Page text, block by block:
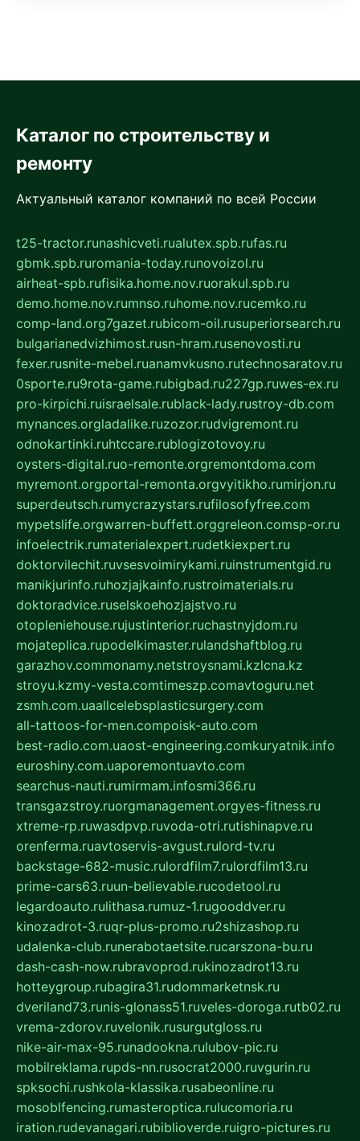
Каталог по строительству и
ремонту
Актуальный каталог компаний по всей России
t25-tractor.runashicveti.rualutex.spb.rufas.ru
gbmk.spb.ruromania-today.runovoizol.ru
airheat-spb.rufisika.home.nov.ruorakul.spb.ru
demo.home.nov.rumnso.ruhome.nov.rucemko.ru
comp-land.org7gazet.rubicom-oil.rusuperiorsearch.ru
bulgarianedvizhimost.rusn-hram.rusenovosti.ru
fexer.rusnite-mebel.ruanamvkusno.rutechnosaratov.ru
0sporte.ru9rota-game.rubigbad.ru227gp.ruwes-ex.ru
pro-kirpichi.ruisraelsale.rublack-lady.rustroy-db.com
mynances.orgladalike.ruzozor.rudvigremont.ru
odnokartinki.ruhtccare.rublogizotovoy.ru
oysters-digital.ruo-remonte.orgremontdoma.com
myremont.orgportal-remonta.orgvyitikho.rumirjon.ru
superdeutsch.rumycrazystars.rufilosofyfree.com
mypetslife.orgwarren-buffett.orggreleon.comsp-or.ru
infoelectrik.rumaterialexpert.rudetkiexpert.ru
doktorvilechit.ruvsesvoimirykami.ruinstrumentgid.ru
manikjurinfo.ruhozjajkainfo.rustroimaterials.ru
doktoradvice.ruselskoehozjajstvo.ru
otopleniehouse.rujustinterior.ruchastnyjdom.ru
mojateplica.rupodelkimaster.rulandshaftblog.ru
garazhov.commonamy.netstroysnami.kzlcna.kz
stroyu.kzmy-vesta.comtimeszp.comavtoguru.net
zsmh.com.uaallcelebsplasticsurgery.com
all-tattoos-for-men.compoisk-auto.com
best-radio.com.uaost-engineering.comkuryatnik.info
euroshiny.com.uaporemontuavto.com
searchus-nauti.rumirmam.infosmi366.ru
transgazstroy.ruorgmanagement.orgyes-fitness.ru
xtreme-rp.ruwasdpvp.ruvoda-otri.rutishinapve.ru
orenferma.ruavtoservis-avgust.rulord-tv.ru
backstage-682-music.rulordfilm7.rulordfilm13.ru
prime-cars63.ruun-believable.rucodetool.ru
legardoauto.rulithasa.rumuz-1.rugooddver.ru
kinozadrot-3.ruqr-plus-promo.ru2shizashop.ru
udalenka-club.runerabotaetsite.rucarszona-bu.ru
dash-cash-now.rubravoprod.rukinozadrot13.ru
hotteygroup.rubagira31.rudommarketnsk.ru
dveriland73.runis-glonass51.ruveles-doroga.rutb02.ru
vrema-zdorov.ruvelonik.rusurgutgloss.ru
nike-air-max-95.runadookna.rulubov-pic.ru
mobilreklama.rupds-nn.rusocrat2000.ruvgurin.ru
spksochi.rushkola-klassika.rusabeonline.ru
mosoblfencing.rumasteroptica.rulucomoria.ru
iration.rudevanagari.rubiblioverde.ruigro-pictures.ru